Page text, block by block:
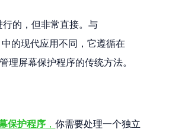
的，但非常直接。与
的现代应用不同，它遵循在
理屏幕保护程序的传统方法。
保护程序 ，你需要处理一个独立